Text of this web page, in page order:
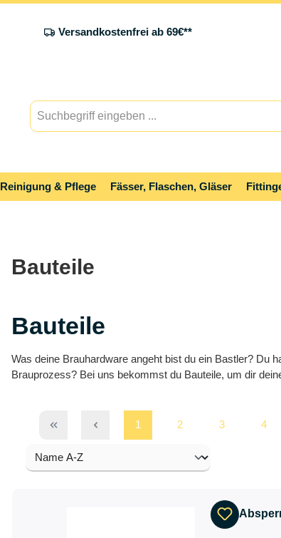
Versandkostenfrei ab 69€**
Reinigung & Pflege Fässer, Flaschen, Gläser
Bauteile
Bauteile
Was deine Brauhardware angeht bist du ein Bastler? Du
Brauprozess? Bei uns bekommst du Bauteile, um dir
1 2 3 4